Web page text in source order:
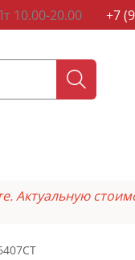
10.00-20.00 +7
Актуальную